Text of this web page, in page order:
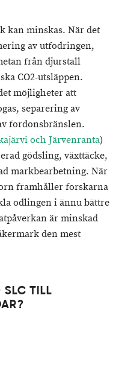
kan minskas. När det
av utfodringen,
från djurstall
CO2-utsläppen.
möjligheter att
separering av
fordonsbränslen.
och Järvenranta)
gödsling, växttäcke,
markbearbetning. När
framhåller forskarna
odlingen i ännu bättre
är minskad
den mest
SLC TILL